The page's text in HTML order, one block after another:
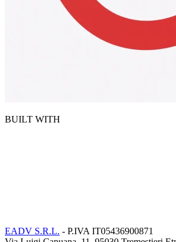
BUILT WITH
EADV S.R.L. - P.IVA IT05436900871